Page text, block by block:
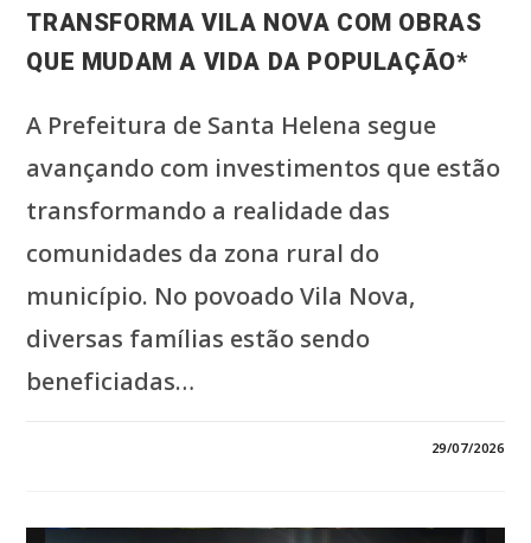
TRANSFORMA VILA NOVA COM OBRAS
QUE MUDAM A VIDA DA POPULAÇÃO*
A Prefeitura de Santa Helena segue
avançando com investimentos que estão
transformando a realidade das
comunidades da zona rural do
município. No povoado Vila Nova,
diversas famílias estão sendo
beneficiadas…
DESENVOLVIMENTO:
29/07/2026